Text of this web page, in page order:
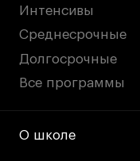
Интенсивы
Среднесрочные
Долгосрочные
Все программы
О школе